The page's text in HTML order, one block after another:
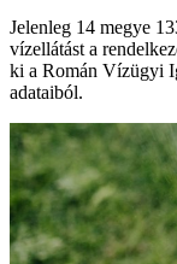
Jelenleg 14 megye
vízellátást a
ki a Román Vízügyi
adataiból.